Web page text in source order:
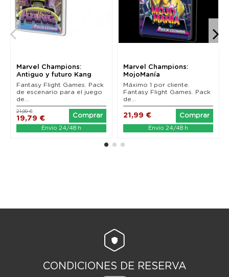
Marvel Champions:
Antiguo y futuro Kang
Fantasy Flight Games. Pack
de escenario para el juego
de...
19,79 €
21,99 €
Comprar
Envío 24/48 h
Marvel Champions:
MojoManía
Máximo 1 por cliente.
Fantasy Flight Games. Pack
de...
21,99 € Comprar
Envío 24/48 h
CONDICIONES DE RESERVA